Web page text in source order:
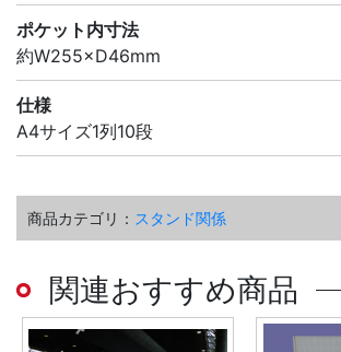
ポケット内寸法
約W255×D46mm
仕様
A4サイズ1列10段
商品カテゴリ： スタンド関係
関連おすすめ商品